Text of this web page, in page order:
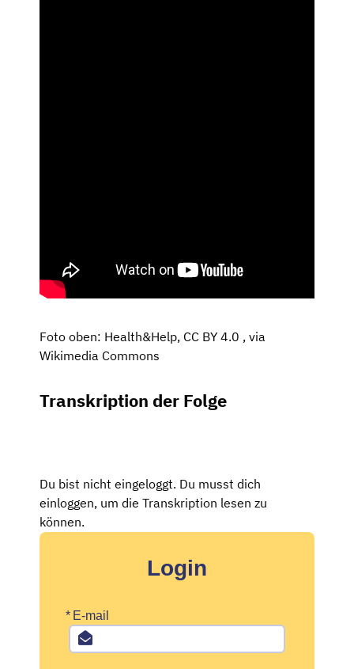
Foto oben: Health&Help, CC BY 4.0 , via
Wikimedia Commons
Transkription der Folge
Du bist nicht eingeloggt. Du musst dich
einloggen, um die Transkription lesen zu
können.
Login
* E-mail